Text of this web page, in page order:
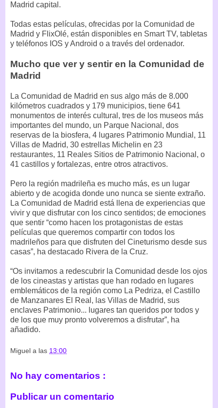
Madrid capital.
Todas estas películas, ofrecidas por la Comunidad de
Madrid y FlixOlé, están disponibles en Smart TV, tabletas
y teléfonos IOS y Android o a través del ordenador.
Mucho que ver y sentir en la Comunidad de
Madrid
La Comunidad de Madrid en sus algo más de 8.000
kilómetros cuadrados y 179 municipios, tiene 641
monumentos de interés cultural, tres de los museos más
importantes del mundo, un Parque Nacional, dos
reservas de la biosfera, 4 lugares Patrimonio Mundial, 11
Villas de Madrid, 30 estrellas Michelin en 23
restaurantes, 11 Reales Sitios de Patrimonio Nacional, o
41 castillos y fortalezas, entre otros atractivos.
Pero la región madrileña es mucho más, es un lugar
abierto y de acogida donde uno nunca se siente extraño.
La Comunidad de Madrid está llena de experiencias que
vivir y que disfrutar con los cinco sentidos; de emociones
que sentir “como hacen los protagonistas de estas
películas que queremos compartir con todos los
madrileños para que disfruten del Cineturismo desde sus
casas”, ha destacado Rivera de la Cruz.
“Os invitamos a redescubrir la Comunidad desde los ojos
de los cineastas y artistas que han rodado en lugares
emblemáticos de la región como La Pedriza, el Castillo
de Manzanares El Real, las Villas de Madrid, sus
enclaves Patrimonio... lugares tan queridos por todos y
de los que muy pronto volveremos a disfrutar”, ha
añadido.
Miguel a las 13:00
No hay comentarios :
Publicar un comentario